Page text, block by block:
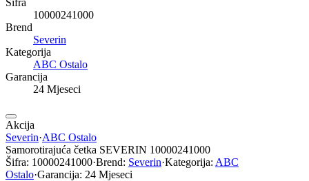
10000241000
Brend
Severin
Kategorija
ABC Ostalo
Garancija
24 Mjeseci
Akcija
Severin·ABC Ostalo
Samorotirajuća četka SEVERIN 10000241000
Šifra: 10000241000·Brend: Severin·Kategorija: ABC
Ostalo·Garancija: 24 Mjeseci